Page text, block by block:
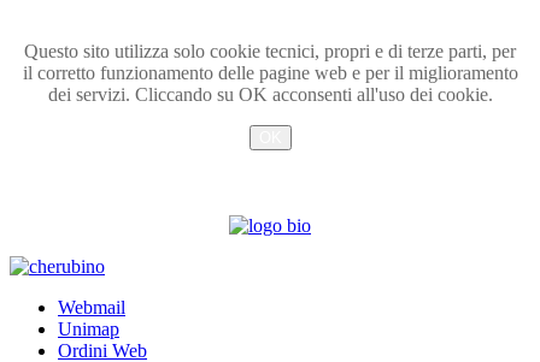
Questo sito utilizza solo cookie tecnici, propri e di terze parti, per
il corretto funzionamento delle pagine web e per il miglioramento
dei servizi. Cliccando su OK acconsenti all'uso dei cookie.
TPL_UNIPI_SKIP_TO_CONTENT
Webmail
Unimap
Ordini Web